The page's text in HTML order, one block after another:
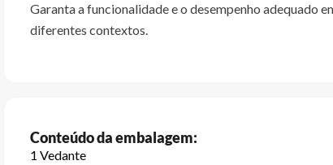
Garanta a funcionalidade e o desempenho adequado
diferentes contextos.
Conteúdo da embalagem:
1 Vedante